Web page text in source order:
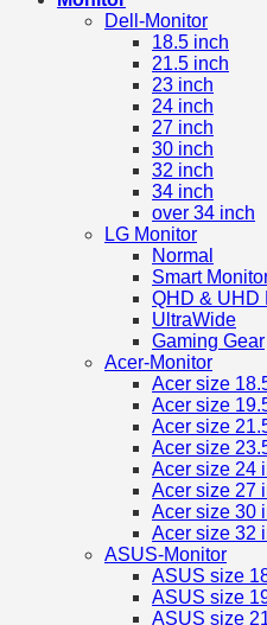
Dell-Monitor
18.5 inch
21.5 inch
23 inch
24 inch
27 inch
30 inch
32 inch
34 inch
over 34 inch
LG Monitor
Normal
Smart
QHD & UHD
UltraWide
Gaming Gear
Acer-Monitor
Acer size
Acer size
Acer size
Acer size
Acer size 24
Acer size 27
Acer size 30
Acer size 32
ASUS-Monitor
ASUS size
ASUS size
ASUS size